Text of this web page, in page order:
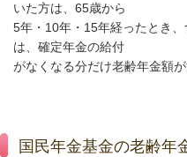
いた方は、65歳から
5年・10年・15年経ったとき
は、確定年金の給付
がなくなる分だけ老齢年金額が
国民年金基金の老齢年